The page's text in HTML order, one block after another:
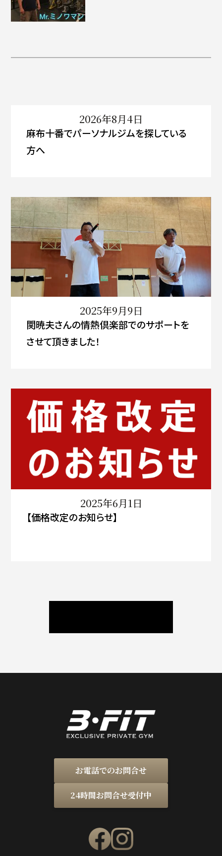
2026年8月4日
麻布十番でパーソナルジムを探している
方へ
2025年9月9日
関暁夫さんの情熱倶楽部でのサポートを
させて頂きました！
2025年6月1日
【価格改定のお知らせ】
お電話でのお問合せ
24時間お問合せ受付中